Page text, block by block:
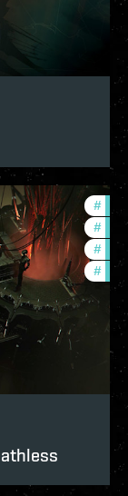
#
#
#
#